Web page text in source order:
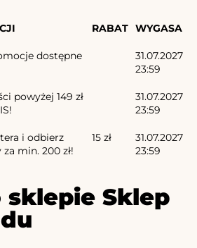
RABAT WYGASA
dostępne
31.07.2027
23:59
powyżej 149 zł
31.07.2027
23:59
i odbierz
za min. 200 zł!
15 zł
31.07.2027
23:59
Sklep